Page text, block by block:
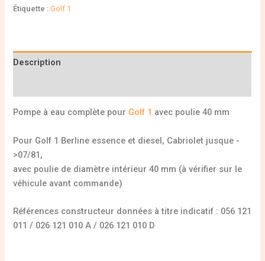
Étiquette :Golf 1
Description
Pompe à eau complète pour Golf 1 avec poulie 40 mm
Pour Golf 1 Berline essence et diesel, Cabriolet jusque -
>07/81,
avec poulie de diamètre intérieur 40 mm (à vérifier sur le
véhicule avant commande)
Références constructeur données à titre indicatif : 056 121
011 / 026 121 010 A / 026 121 010 D